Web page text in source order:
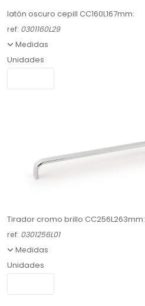
latón oscuro cepill CC160L167mm:
ref: 0301160L29
Medidas
Unidades
Tirador cromo brillo CC256L263mm:
ref: 0301256L01
Medidas
Unidades